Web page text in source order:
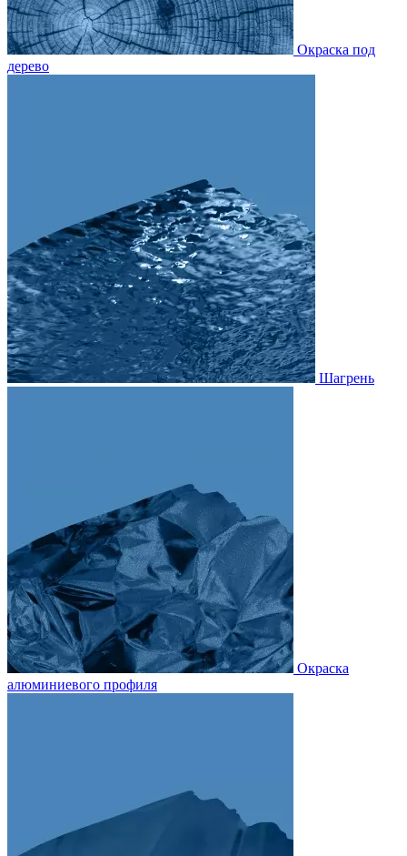
Окраска под
дерево
Шагрень
Окраска
алюминиевого профиля